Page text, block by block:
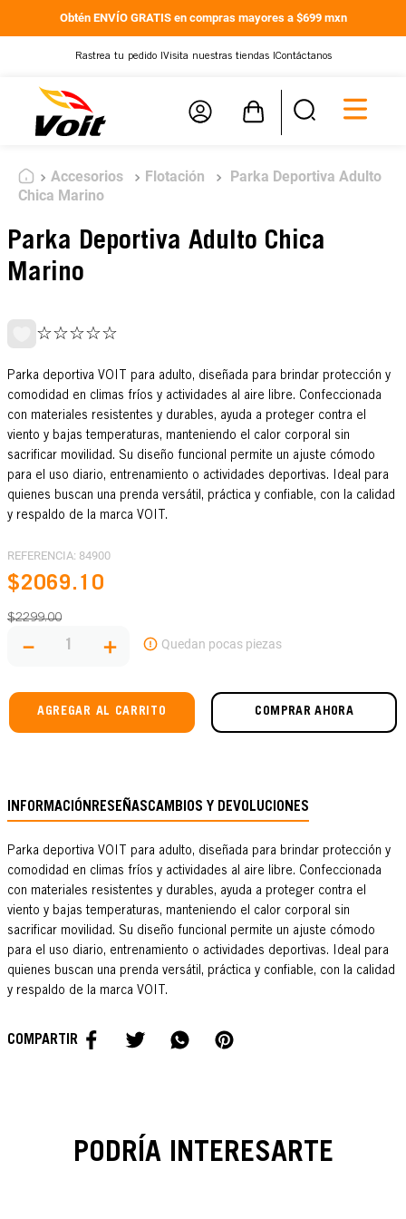
Obtén ENVÍO GRATIS en compras mayores a $699 mxn
Rastrea tu pedido | Visita nuestras tiendas | Contáctanos
Accesorios Flotación
Parka Deportiva Adulto
Chica Marino
Parka Deportiva Adulto Chica
Marino
☆☆☆☆☆
Parka deportiva VOIT para adulto, diseñada para brindar protección y
comodidad en climas fríos y actividades al aire libre. Confeccionada
con materiales resistentes y durables, ayuda a proteger contra el
viento y bajas temperaturas, manteniendo el calor corporal sin
sacrificar movilidad. Su diseño funcional permite un ajuste cómodo
para el uso diario, entrenamiento o actividades deportivas. Ideal para
quienes buscan una prenda versátil, práctica y confiable, con la calidad
y respaldo de la marca VOIT.
REFERENCIA: 84900
$2069. 10
$2299.00
＋
－
AGREGAR AL CARRITO COMPRAR AHORA
INFORMACIÓNRESEÑASCAMBIOS Y DEVOLUCIONES
Parka deportiva VOIT para adulto, diseñada para brindar protección y
comodidad en climas fríos y actividades al aire libre. Confeccionada
con materiales resistentes y durables, ayuda a proteger contra el
viento y bajas temperaturas, manteniendo el calor corporal sin
sacrificar movilidad. Su diseño funcional permite un ajuste cómodo
para el uso diario, entrenamiento o actividades deportivas. Ideal para
quienes buscan una prenda versátil, práctica y confiable, con la calidad
y respaldo de la marca VOIT.
PODRÍA INTERESARTE